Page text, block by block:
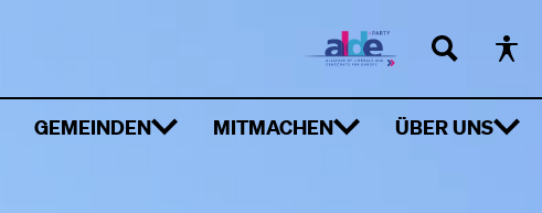
GEMEINDEN MITMACHEN ÜBER UNS